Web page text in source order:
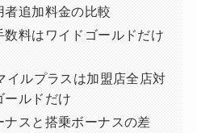
者追加料金の比較
数料はワイドゴールドだけ
イルプラスは加盟店全店対
ールドだけ
ナスと搭乗ボーナスの差